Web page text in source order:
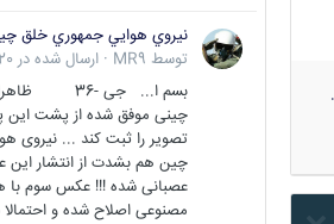
نيروي هوايي جمهوري خلق
توسط MR9
· ارسال شده در 20
بسم ا... جی -
چینی موفق شده از پشت این
تصویر را ثبت کند ... نیروی
چین هم بشدت از انتشار
عصبانی شده !!! عکس سوم
مصنوعی اصلاح شده و